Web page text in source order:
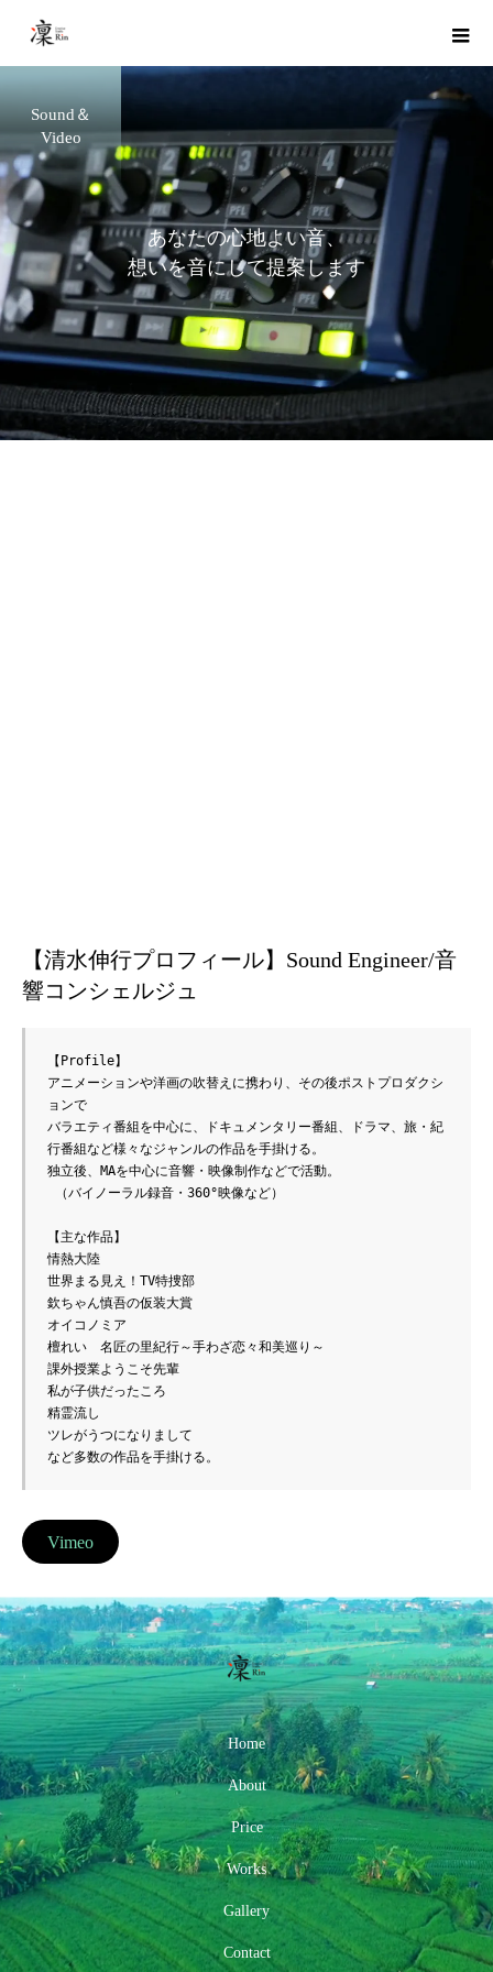
Sound＆
Video
あなたの心地よい音、
想いを音にして提案します
【清水伸行プロフィール】Sound Engineer/音
響コンシェルジュ
【Profile】
アニメーションや洋画の吹替えに携わり、その後ポストプロダクシ
ョンで
バラエティ番組を中心に、ドキュメンタリー番組、ドラマ、旅・紀
行番組など様々なジャンルの作品を手掛ける。
独立後、MAを中心に音響・映像制作などで活動。
【主な作品】
情熱大陸
世界まる見え！TV特捜部
欽ちゃん慎吾の仮装大賞
オイコノミア
檀れい　名匠の里紀行～手わざ恋々和美巡り～
課外授業ようこそ先輩
私が子供だったころ
精霊流し
ツレがうつになりまして
Vimeo
Home
About
Price
Works
Gallery
Contact